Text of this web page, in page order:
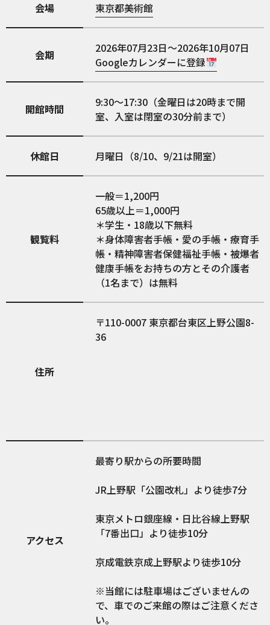
会場 東京都美術館
会期
2026年07月23日～2026年10月07日
Googleカレンダーに登録
開館時間
9:30～17:30（金曜日は20時まで開
室、入室は閉室の30分前まで）
休館日 月曜日（8/10、9/21は開室）
観覧料
一般＝1,200円
65歳以上＝1,000円
＊学生・18歳以下無料
＊身体障害者手帳・愛の手帳・療育手
帳・精神障害者保健福祉手帳・被爆者
健康手帳をお持ちの方とその介護者
（1名まで）は無料
住所
110-0007 東京都台東区上野公園8-
36
アクセス
最寄り駅からの所要時間
JR上野駅「公園改札」より徒歩7分
東京メトロ銀座線・日比谷線上野駅
「7番出口」より徒歩10分
京成電鉄京成上野駅より徒歩10分
※当館には駐車場はございませんの
で、車でのご来館の際はご注意くださ
い。